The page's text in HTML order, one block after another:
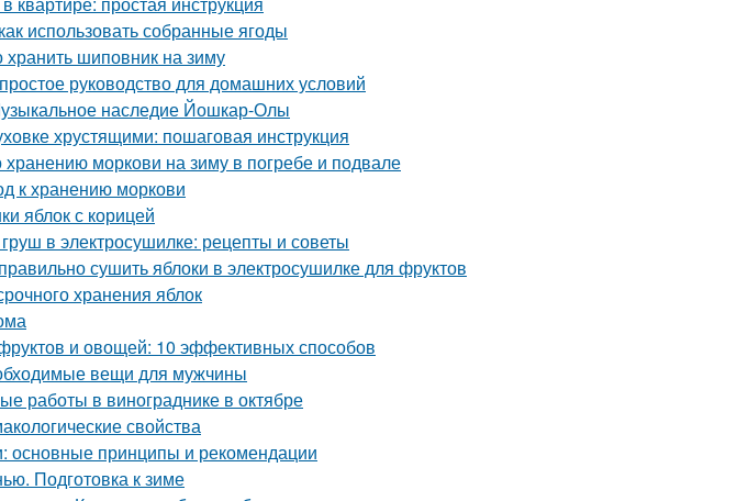
использовать собранные ягоды
шиповник на зиму
руководство для домашних условий
наследие Йошкар-Олы
хрустящими: пошаговая инструкция
моркови на зиму в погребе и подвале
к хранению моркови
яблок с корицей
в электросушилке: рецепты и советы
сушить яблоки в электросушилке для фруктов
хранения яблок
и овощей: 10 эффективных способов
вещи для мужчины
работы в винограднике в октябре
свойства
основные принципы и рекомендации
Подготовка к зиме